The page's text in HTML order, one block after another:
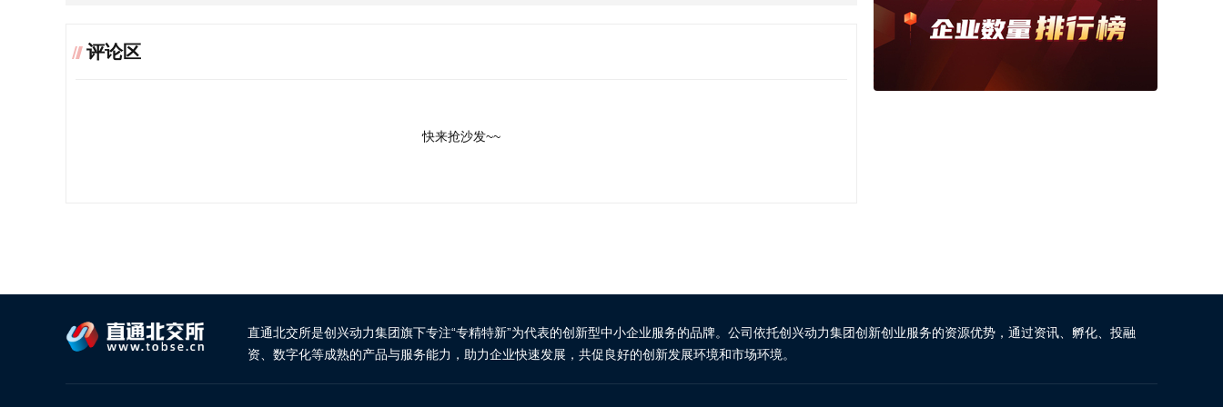
评论区
快来抢沙发~~
直通北交所是创兴动力集团旗下专注“专精特新”为代表的创新型中小企业服务的品牌。公司依托创兴动力集团创新创业服务的资源优势，通过资讯、孵化、投融
资、数字化等成熟的产品与服务能力，助力企业快速发展，共促良好的创新发展环境和市场环境。